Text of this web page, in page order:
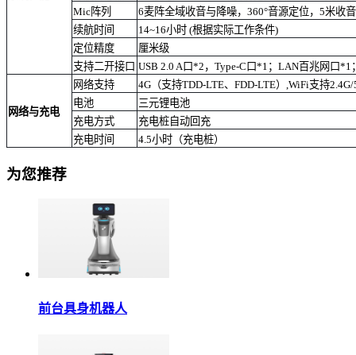
Mic阵列
6麦阵全域收音与降噪，360°音源定位，5米收
续航时间
14~16小时 (根据实际工作条件)
定位精度
厘米级
支持二开接口 USB 2.0 A口*2，Type-C口*1；LAN百兆网口*1
网络与充电
网络支持
4G（支持TDD-LTE、FDD-LTE）,WiFi支持2.4G/
电池
三元锂电池
充电方式
充电桩自动回充
充电时间
4.5小时（充电桩）
为您推荐
前台具身机器人